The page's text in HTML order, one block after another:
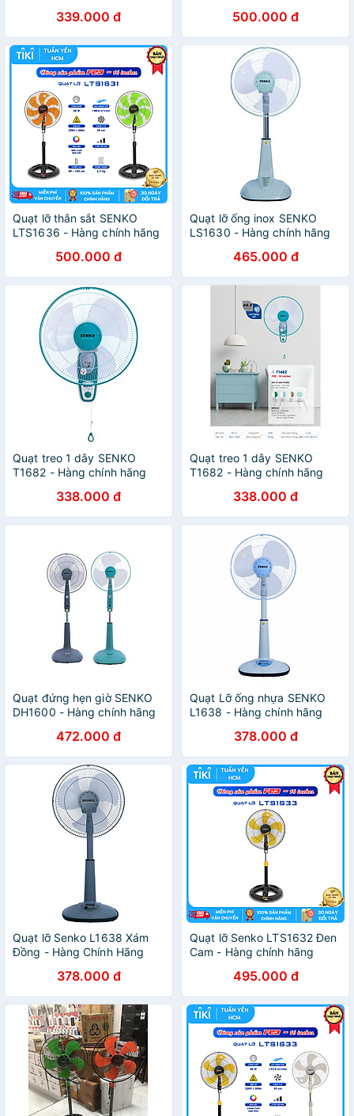
339.000 đ 500.000 đ
Quạt lỡ thân sắt SENKO
LTS1636 - Hàng chính hãng
500.000 đ
Quạt lỡ ống inox SENKO
LS1630 - Hàng chính hãng
465.000 đ
Quạt treo 1 dây SENKO
T1682 - Hàng chính hãng
338.000 đ
Quạt treo 1 dây SENKO
T1682 - Hàng chính hãng
338.000 đ
Quạt đứng hẹn giờ SENKO
DH1600 - Hàng chính hãng
472.000 đ
Quạt Lỡ ống nhựa SENKO
L1638 - Hàng chính hãng
378.000 đ
Quạt lỡ Senko L1638 Xám
Đồng - Hàng Chính Hãng
378.000 đ
Quạt lỡ Senko LTS1632 Đen
Cam - Hàng chính hãng
495.000 đ